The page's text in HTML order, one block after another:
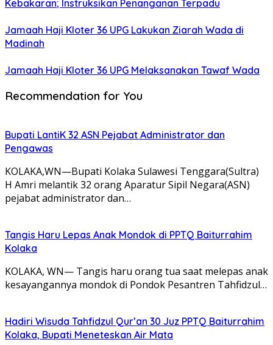
Kebakaran; Instruksikan Penanganan Terpadu
Jamaah Haji Kloter 36 UPG Lakukan Ziarah Wada di
Madinah
Jamaah Haji Kloter 36 UPG Melaksanakan Tawaf Wada
Recommendation for You
Bupati LantiK 32 ASN Pejabat Administrator dan
Pengawas
KOLAKA,WN—Bupati Kolaka Sulawesi Tenggara(Sultra)
H Amri melantik 32 orang Aparatur Sipil Negara(ASN)
pejabat administrator dan…
Tangis Haru Lepas Anak Mondok di PPTQ Baiturrahim
Kolaka
KOLAKA, WN— Tangis haru orang tua saat melepas anak
kesayangannya mondok di Pondok Pesantren Tahfidzul…
Hadiri Wisuda Tahfidzul Qur’an 30 Juz PPTQ Baiturrahim
Kolaka, Bupati Meneteskan Air Mata